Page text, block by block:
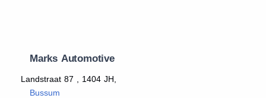
Marks Automotive
Landstraat 87 , 1404 JH,
Bussum